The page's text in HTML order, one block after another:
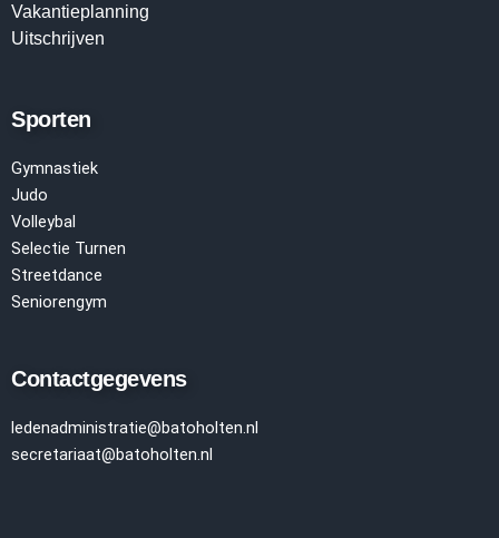
Vakantieplanning
Uitschrijven
Sporten
Gymnastiek
Judo
Volleybal
Selectie Turnen
Streetdance
Seniorengym
Contactgegevens
ledenadministratie@batoholten.nl
secretariaat@batoholten.nl